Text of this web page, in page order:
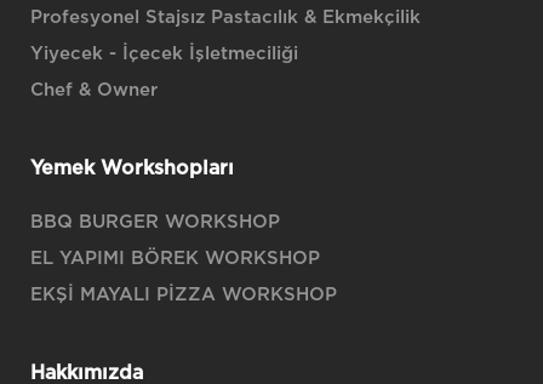
Profesyonel Stajsız Pastacılık & Ekmekçilik
Yiyecek - İçecek İşletmeciliği
Chef & Owner
Yemek Workshopları
BBQ BURGER WORKSHOP
EL YAPIMI BÖREK WORKSHOP
EKŞİ MAYALI PİZZA WORKSHOP
Hakkımızda